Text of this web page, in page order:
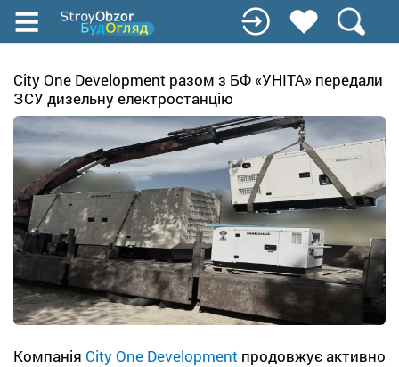
Перейти
содержанию
City One Development разом з БФ «УНІТА» передали
ЗСУ дизельну електростанцію
Компанія City One Development продовжує активно